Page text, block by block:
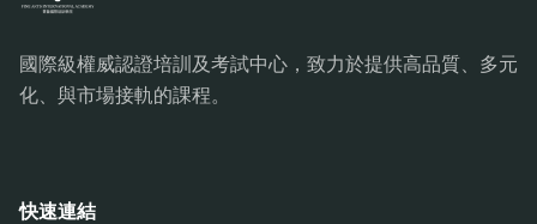
國際級權威認證培訓及考試中心，致力於提供高品質、多元
化、與市場接軌的課程。
快速連結